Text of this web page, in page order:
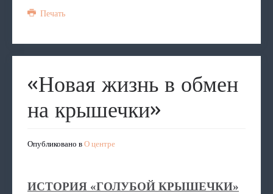
Печать
«Новая жизнь в обмен
на крышечки»
Опубликовано вО центре
ИСТОРИЯ «ГОЛУБОЙ КРЫШЕЧКИ»